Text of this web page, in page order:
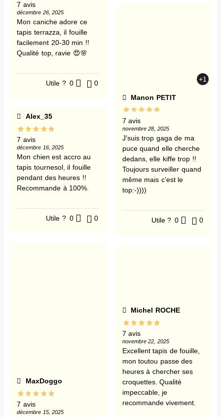
7 avis
décembre 26, 2025
Mon caniche adore ce
tapis terrazza, il fouille
facilement 20-30 min !!
Qualité top, ravie 😍🌸
Utile ? 0 0
Alex_35
7 avis
décembre 16, 2025
Mon chien est accro au
tapis tournesol, il fouille
pendant des heures !!
Recommande à 100%.
Utile ? 0 0
MaxDoggo
7 avis
décembre 15, 2025
+1
Manon PETIT
7 avis
novembre 28, 2025
J’suis trop gaga de ma
puce quand elle cherche
dedans, elle kiffe trop !!
Toujours surveiller quand
même mais c’est le
top:-))))
Utile ? 0 0
Michel ROCHE
7 avis
novembre 22, 2025
Excellent tapis de fouille,
mon toutou passe des
heures à chercher ses
croquettes. Qualité
impeccable, je
recommande vivement.